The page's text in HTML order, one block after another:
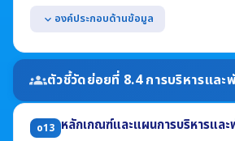
(7) ผู้ได้รับการคัดเลือก (8) ราคาที่ตกลงซื้อหรื
(9) เหตุผลที่คัดเลือกโดยสรุป (10) เลขที่แล
expand_more องค์ประกอบด้านข้อมูล
แสดงข้อมูลสรุปผลการจัดซื้อจัดจ้าง ปร
(1) จำนวนโครงการจำแนกตามวิธีการจัดซื้
(3) ปัญหา/อุปสรรค (4) ข้อเสนอแนะ
แสดงข้อมูลสรุปผลการจัดซื้อจัดจ้างฯ ร
แสดงในรูปแบบไฟล์อย่างน้อย 2 รูปแบบ
groupsตัวชี้วัดย่อยที่ 8.4 การบริหารแล
o13 หลักเกณฑ์และแผนการบริหารแล